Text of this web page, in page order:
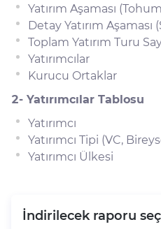
Yatırım Aşaması
Detay Yatırım Aşaması
Toplam Yatırım Turu
Yatırımcılar
Kurucu Ortaklar
2- Yatırımcılar Tablosu
Yatırımcı
Yatırımcı Tipi (VC,
Yatırımcı Ülkesi
İndirilecek raporu